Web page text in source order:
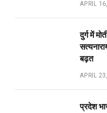
APRIL
दुर्ग में
बढ़त
APRIL
प्रदेश